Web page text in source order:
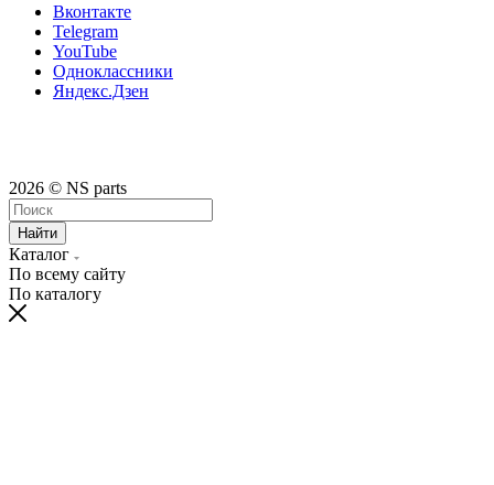
Вконтакте
Telegram
YouTube
Одноклассники
Яндекс.Дзен
2026 © NS parts
Найти
Каталог
По всему сайту
По каталогу